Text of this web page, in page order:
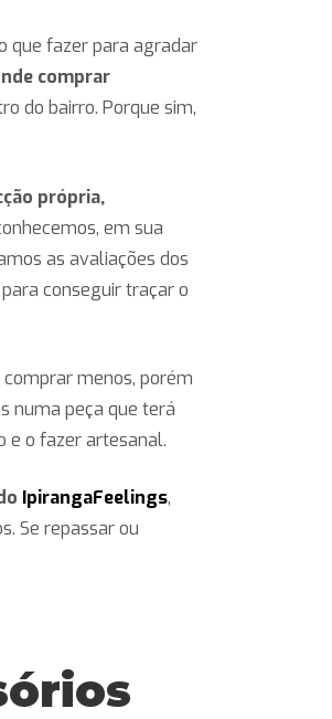
que fazer para agradar
comprar
do bairro. Porque sim,
própria,
em sua
as avaliações dos
conseguir traçar o
menos, porém
numa peça que terá
e o fazer artesanal.
IpirangaFeelings,
Se repassar ou